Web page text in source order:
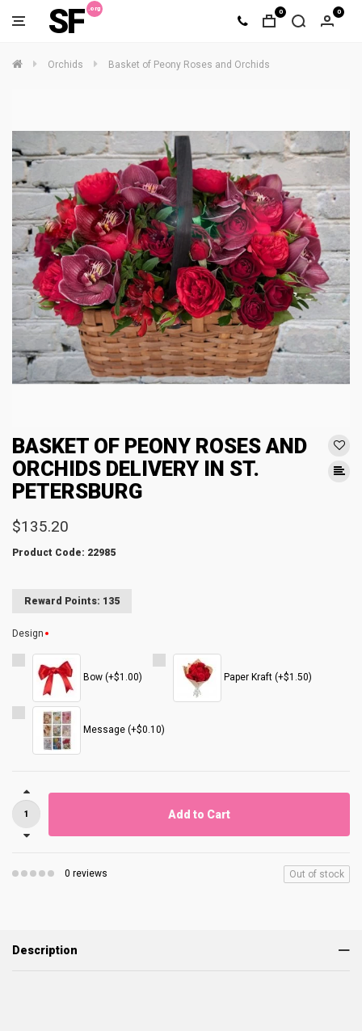
SF 0 0
Orchids Basket of Peony Roses and Orchids
BASKET OF PEONY ROSES AND
ORCHIDS DELIVERY IN ST.
PETERSBURG
$135.20
Product Code: 22985
Reward Points: 135
Design
Bow (+$1.00) Paper Kraft (+$1.50)
Message (+$0.10)
Add to Cart
0 reviews Out of stock
Description